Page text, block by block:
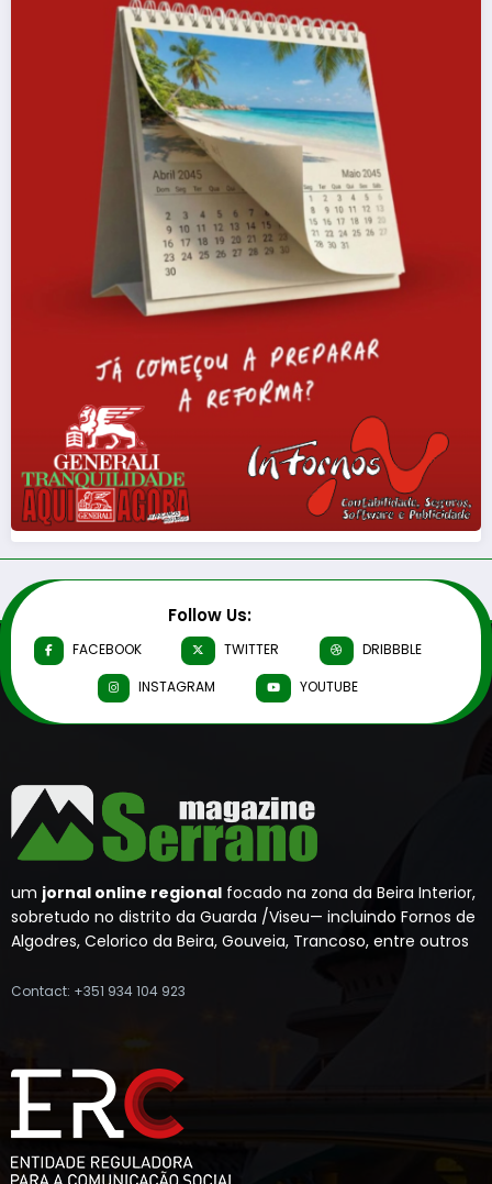
Follow Us:
FACEBOOK TWITTER
DRIBBBLE
INSTAGRAM
YOUTUBE
um jornal online regional focado na zona da Beira Interior,
sobretudo no distrito da Guarda /Viseu— incluindo Fornos de
Algodres, Celorico da Beira, Gouveia, Trancoso, entre outros
Contact: +351 934 104 923